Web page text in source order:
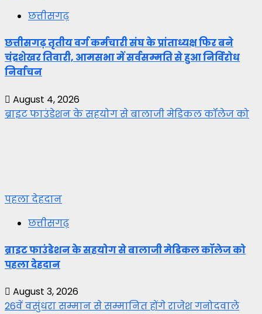
छत्तीसगढ़
छत्तीसगढ़ तृतीय वर्ग कर्मचारी संघ के प्रांताध्यक्ष फिर बने
चंद्रशेखर तिवारी, आमसभा में सर्वसम्मति से हुआ निर्विरोध
निर्वाचन
August 4, 2026
ब्राइट फाउंडेशन के सहयोग से बालाजी मेडिकल कॉलेज को
पहला देहदान
छत्तीसगढ़
ब्राइट फाउंडेशन के सहयोग से बालाजी मेडिकल कॉलेज को
पहला देहदान
August 3, 2026
26वें वसुंधरा सम्मान से सम्मानित होंगे राजेश गनोदवाले